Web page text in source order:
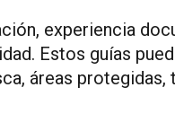
experiencia
Estos guías
áreas